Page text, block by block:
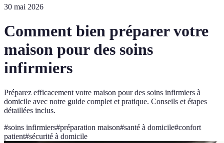
30 mai 2026
Comment bien préparer votre
maison pour des soins
infirmiers
Préparez efficacement votre maison pour des soins infirmiers à
domicile avec notre guide complet et pratique. Conseils et étapes
détaillées inclus.
#soins infirmiers#préparation maison#santé à domicile#confort
patient#sécurité à domicile